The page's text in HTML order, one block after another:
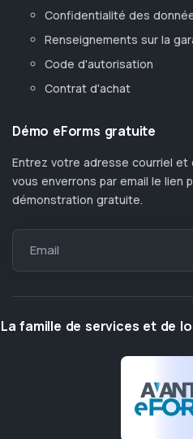
Confidentialité des
Renseignements sur la
Code d'autorisation
Contrat d'achat
Démo eForms gratuite
Entrez votre adresse courriel et
vous enverrons par email le lien
démonstration gratuite.
Email
La famille de services et de